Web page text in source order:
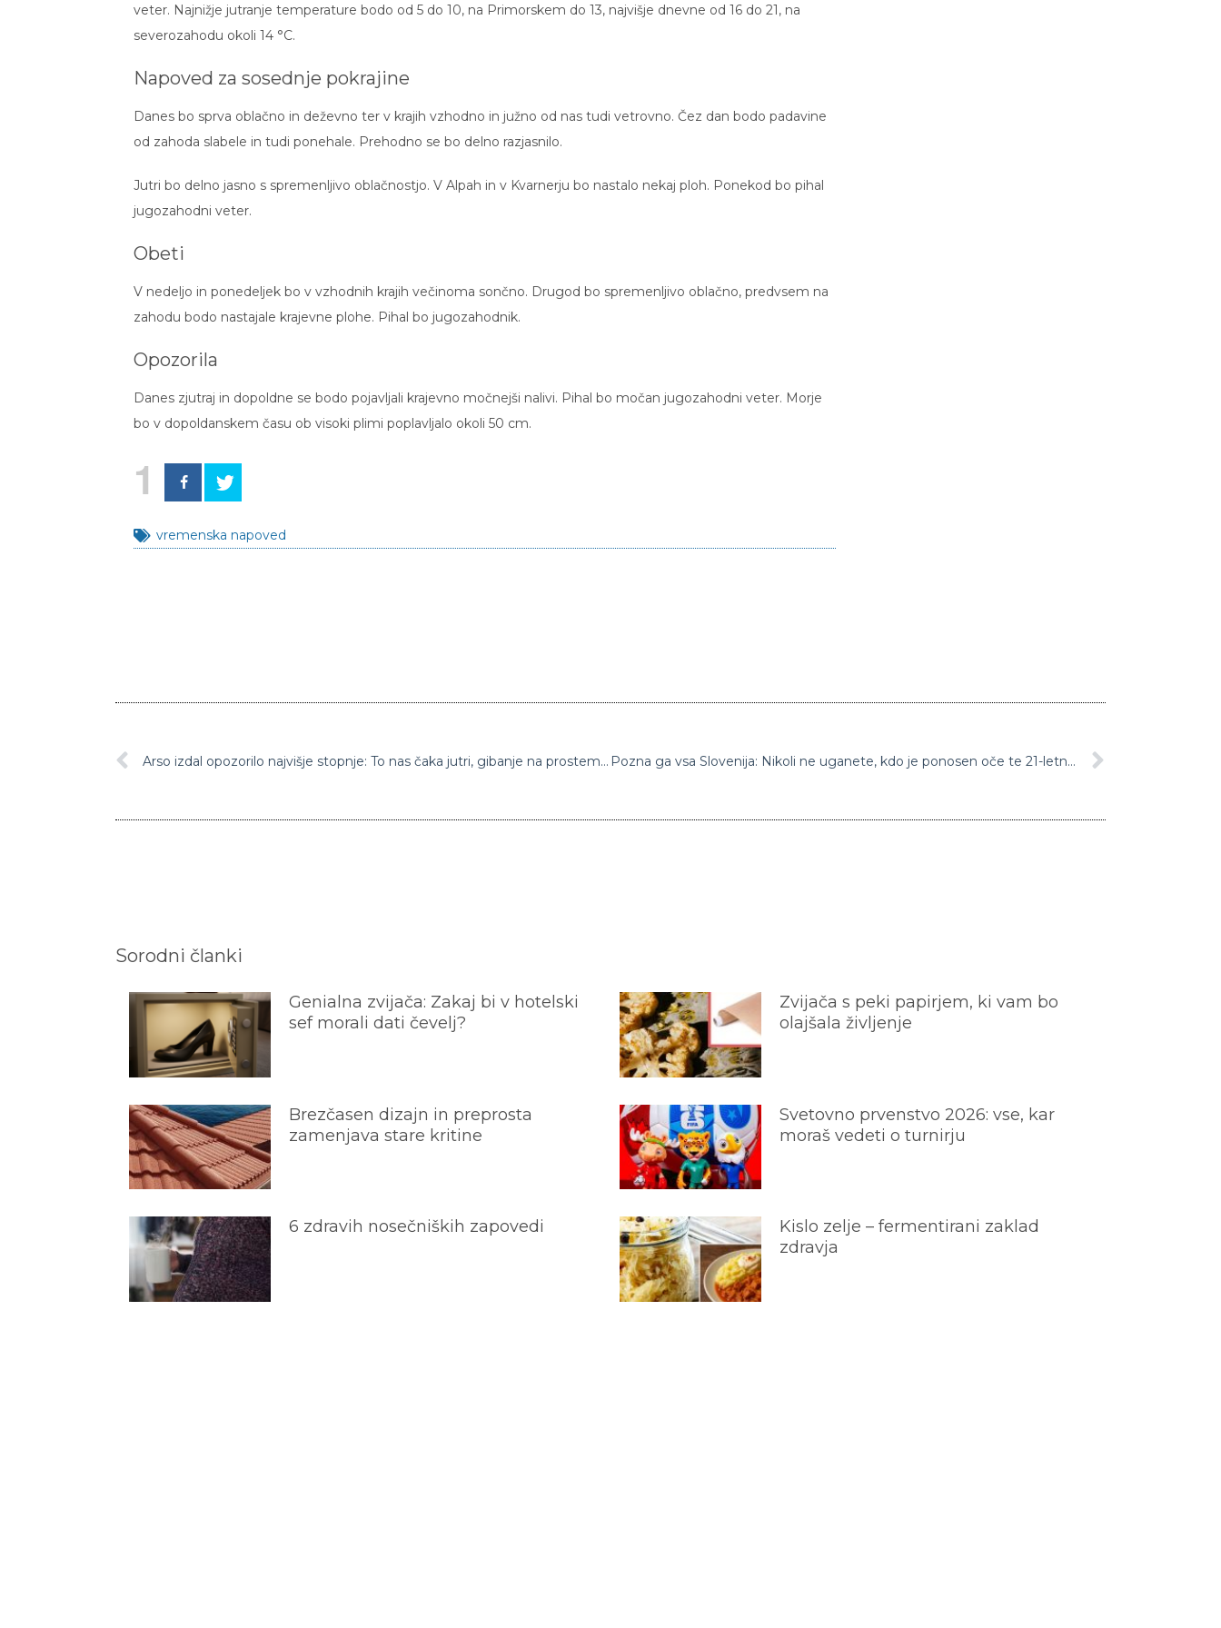
veter. Najnižje jutranje temperature bodo od 5 do 10, na Primorskem do 13, najvišje dnevne od 16 do 21, na
severozahodu okoli 14 °C.
Napoved za sosednje pokrajine
Danes bo sprva oblačno in deževno ter v krajih vzhodno in južno od nas tudi vetrovno. Čez dan bodo padavine
od zahoda slabele in tudi ponehale. Prehodno se bo delno razjasnilo.
Jutri bo delno jasno s spremenljivo oblačnostjo. V Alpah in v Kvarnerju bo nastalo nekaj ploh. Ponekod bo pihal
jugozahodni veter.
Obeti
V nedeljo in ponedeljek bo v vzhodnih krajih večinoma sončno. Drugod bo spremenljivo oblačno, predvsem na
zahodu bodo nastajale krajevne plohe. Pihal bo jugozahodnik.
Opozorila
Danes zjutraj in dopoldne se bodo pojavljali krajevno močnejši nalivi. Pihal bo močan jugozahodni veter. Morje
bo v dopoldanskem času ob visoki plimi poplavljalo okoli 50 cm.
1
vremenska napoved
Arso izdal opozorilo najvišje stopnje: To nas čaka jutri, gibanje na prostem bo oteženo in nevarno Pozna ga vsa Slovenija: Nikoli ne uganete, kdo je ponosen oče te 21-letne lepotice
Sorodni članki
Genialna zvijača: Zakaj bi v hotelski
sef morali dati čevelj?
Zvijača s peki papirjem, ki vam bo
olajšala življenje
Brezčasen dizajn in preprosta
zamenjava stare kritine
Svetovno prvenstvo 2026: vse, kar
moraš vedeti o turnirju
6 zdravih nosečniških zapovedi
Kislo zelje – fermentirani zaklad
zdravja